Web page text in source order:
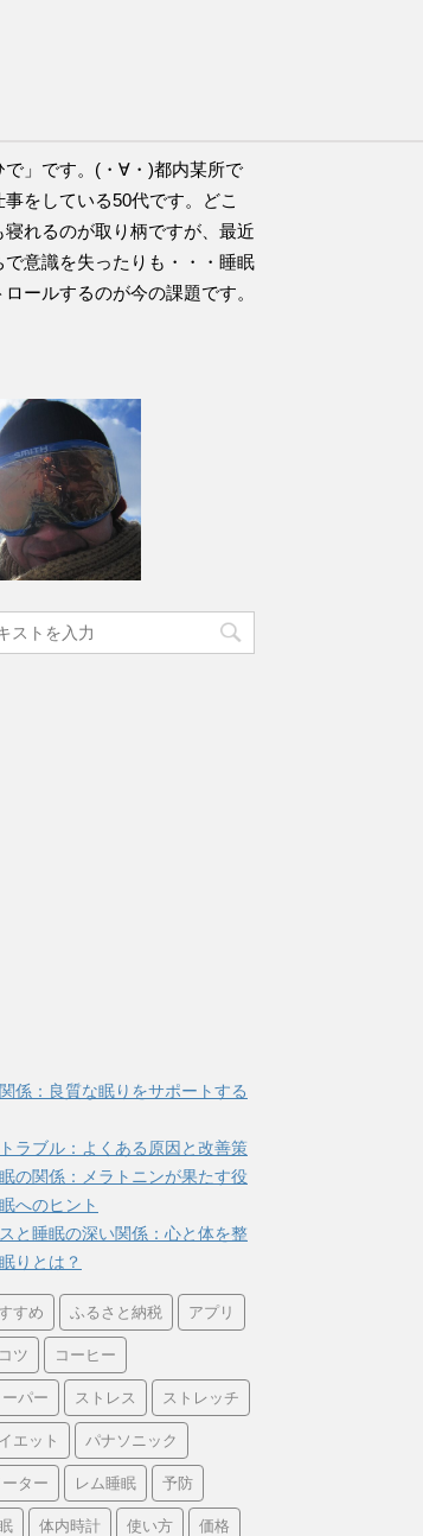
葉が好きです。
で」です。(・∀・)都内某所で
をしている50代です。どこ
寝れるのが取り柄ですが、最近
で意識を失ったりも・・・睡眠
ールするのが今の課題です。
係：良質な眠りをサポートする
ラブル：よくある原因と改善策
の関係：メラトニンが果たす役
へのヒント
と睡眠の深い関係：心と体を整
りとは？
すめ ふるさと納税 アプリ
コツ コーヒー
パー ストレス ストレッチ
エット パナソニック
ター レム睡眠 予防
体内時計 使い方 価格